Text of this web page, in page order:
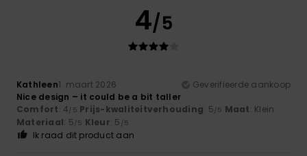
4/5
Kathleen1. maart 2026
Geverifieerde aankoop
Nice design – it could be a bit taller
Comfort: 4/5 Prijs-kwaliteitverhouding: 5/5 Maat: Klein
Materiaal: 5/5 Kleur: 5 /5
Ik raad dit product aan